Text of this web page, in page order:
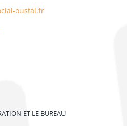
oustal.fr
ET LE BUREAU